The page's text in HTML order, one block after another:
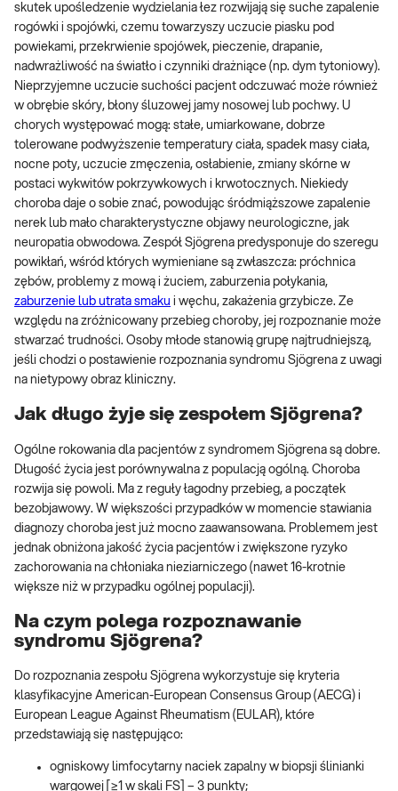
skutek upośledzenie wydzielania łez rozwijają się suche zapalenie
rogówki i spojówki, czemu towarzyszy uczucie piasku pod
powiekami, przekrwienie spojówek, pieczenie, drapanie,
nadwrażliwość na światło i czynniki drażniące (np. dym tytoniowy).
Nieprzyjemne uczucie suchości pacjent odczuwać może również
w obrębie skóry, błony śluzowej jamy nosowej lub pochwy. U
chorych występować mogą: stałe, umiarkowane, dobrze
tolerowane podwyższenie temperatury ciała, spadek masy ciała,
nocne poty, uczucie zmęczenia, osłabienie, zmiany skórne w
postaci wykwitów pokrzywkowych i krwotocznych. Niekiedy
choroba daje o sobie znać, powodując śródmiąższowe zapalenie
nerek lub mało charakterystyczne objawy neurologiczne, jak
neuropatia obwodowa. Zespół Sjögrena predysponuje do szeregu
powikłań, wśród których wymieniane są zwłaszcza: próchnica
zębów, problemy z mową i żuciem, zaburzenia połykania,
zaburzenie lub utrata smaku i węchu, zakażenia grzybicze. Ze
względu na zróżnicowany przebieg choroby, jej rozpoznanie może
stwarzać trudności. Osoby młode stanowią grupę najtrudniejszą,
jeśli chodzi o postawienie rozpoznania syndromu Sjögrena z uwagi
na nietypowy obraz kliniczny.
Jak długo żyje się zespołem Sjögrena?
Ogólne rokowania dla pacjentów z syndromem Sjögrena są dobre.
Długość życia jest porównywalna z populacją ogólną. Choroba
rozwija się powoli. Ma z reguły łagodny przebieg, a początek
bezobjawowy. W większości przypadków w momencie stawiania
diagnozy choroba jest już mocno zaawansowana. Problemem jest
jednak obniżona jakość życia pacjentów i zwiększone ryzyko
zachorowania na chłoniaka nieziarniczego (nawet 16-krotnie
większe niż w przypadku ogólnej populacji).
Na czym polega rozpoznawanie
syndromu Sjögrena?
Do rozpoznania zespołu Sjögrena wykorzystuje się kryteria
klasyfikacyjne American-European Consensus Group (AECG) i
European League Against Rheumatism (EULAR), które
przedstawiają się następująco:
ogniskowy limfocytarny naciek zapalny w biopsji ślinianki
wargowej [≥1 w skali FS] – 3 punkty;